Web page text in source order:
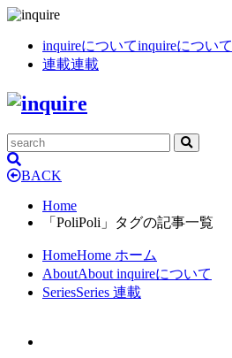
inquireについてinquireについて
連載連載
BACK
Home
「PoliPoli」タグの記事一覧
HomeHome ホーム
AboutAbout inquireについて
SeriesSeries 連載